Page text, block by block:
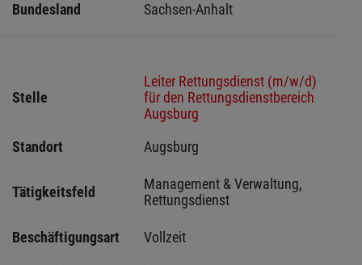
Bundesland Sachsen-Anhalt
Stelle
Leiter Rettungsdienst (m/w/d)
für den Rettungsdienstbereich
Augsburg
Standort
Augsburg
Tätigkeitsfeld
Management & Verwaltung,
Rettungsdienst
Beschäftigungsart Vollzeit